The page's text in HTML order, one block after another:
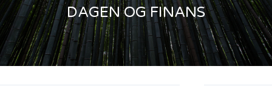
DAGEN OG FINANS